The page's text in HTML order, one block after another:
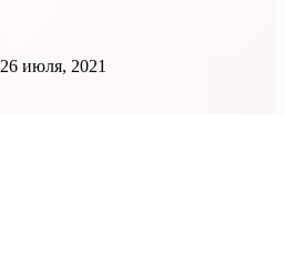
26 июля, 2021